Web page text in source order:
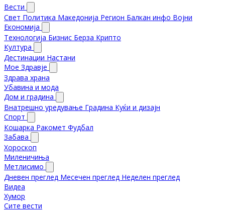
Вести
Свет Политика Македонија Регион Балкан инфо Војни
Економија
Технологија Бизнис Берза Крипто
Култура
Дестинации Настани
Мое Здравје
Здрава храна
Убавина и мода
Дом и градина
Внатрешно уредување Градина Куќи и дизајн
Спорт
Кошарка Ракомет Фудбал
Забава
Хороскоп
Миленичиња
Метлисимо
Дневен преглед Месечен преглед Неделен преглед
Видеа
Хумор
Сите вести